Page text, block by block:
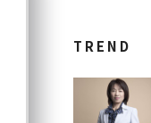
TREND